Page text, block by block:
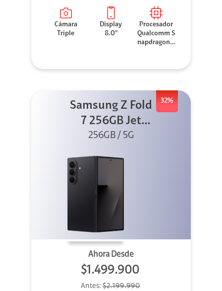
Cámara
Triple
Display
8.0"
Procesador
Qualcomm S
napdragon 8
32%
Samsung Z Fold
7 256GB Jet
Black
256GB / 5G
Ahora Desde
$1.499.900
Antes: $2.199.990